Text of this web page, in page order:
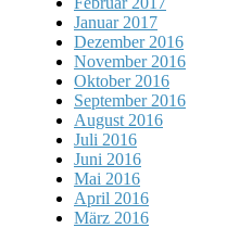
Januar 2017
Dezember 2016
November 2016
Oktober 2016
September 2016
August 2016
Juli 2016
Juni 2016
Mai 2016
April 2016
März 2016